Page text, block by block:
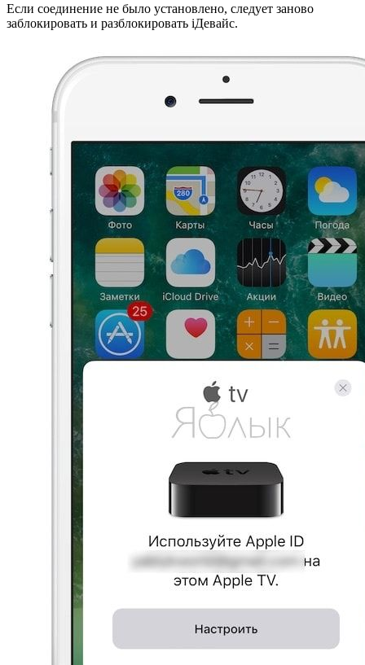
Если соединение не было установлено, следует заново
заблокировать и разблокировать iДевайс.